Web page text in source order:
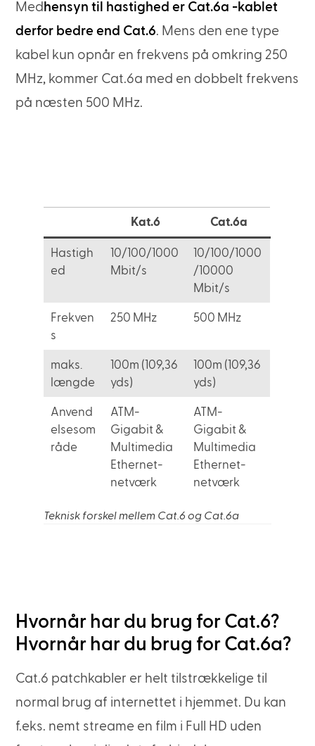
Med hensyn til hastighed er Cat.6a -kablet
derfor bedre end Cat.6. Mens den ene type
kabel kun opnår en frekvens på omkring 250
MHz, kommer Cat.6a med en dobbelt frekvens
på næsten 500 MHz.
Kat.6 Cat.6a
Hastigh
ed
10/100/1000
Mbit/s
10/100/1000
/10000
Mbit/s
Frekven
s
250 MHz 500 MHz
maks.
længde
100m (109,36
yds)
100m (109,36
yds)
Anvend
elsesom
råde
ATM-
Gigabit &
Multimedia
Ethernet-
netværk
ATM-
Gigabit &
Multimedia
Ethernet-
netværk
Teknisk forskel mellem Cat.6 og Cat.6a
Hvornår har du brug for Cat.6?
Hvornår har du brug for Cat.6a?
Cat.6 patchkabler er helt tilstrækkelige til
normal brug af internettet i hjemmet. Du kan
f.eks. nemt streame en film i Full HD uden